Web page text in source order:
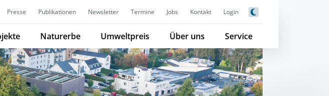
Presse Publikationen Newsletter Termine Jobs Kontakt Login
Naturerbe Umweltpreis Über uns Service